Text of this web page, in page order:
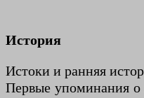
История
Истоки и ранняя
Первые упоминания о